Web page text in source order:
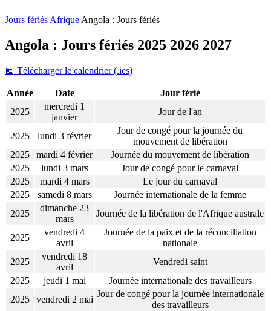
Jours fériés Afrique Angola : Jours fériés
Angola : Jours fériés 2025 2026 2027
📅 Télécharger le calendrier (.ics)
Année Date
Jour férié
2025
mercredi 1
janvier
Jour de l'an
2025 lundi 3 février
Jour de congé pour la journée du
mouvement de libération
2025
mardi 4 février
Journée du mouvement de libération
2025
lundi 3 mars
Jour de congé pour le carnaval
2025
mardi 4 mars
Le jour du carnaval
2025
samedi 8 mars
Journée internationale de la femme
2025
dimanche 23
mars
Journée de la libération de l'Afrique australe
2025
vendredi 4
avril
Journée de la paix et de la réconciliation
nationale
2025
vendredi 18
avril
Vendredi saint
2025
jeudi 1 mai
Journée internationale des travailleurs
2025
vendredi 2 mai
Jour de congé pour la journée internationale
des travailleurs